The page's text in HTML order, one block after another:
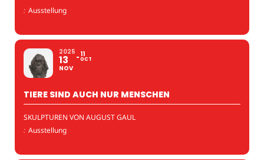
: Ausstellung
2025
13
NOV
11
OCT
TIERE SIND AUCH NUR MENSCHEN
SKULPTUREN VON AUGUST GAUL
: Ausstellung